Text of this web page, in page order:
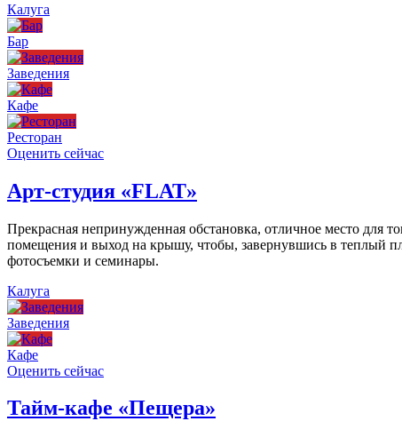
Калуга
Бар
Заведения
Кафе
Ресторан
Оценить сейчас
Арт-студия «FLAT»
Прекрасная непринужденная обстановка, отличное место для
помещения и выход на крышу, чтобы, завернувшись в теплый
фотосъемки и семинары.
Калуга
Заведения
Кафе
Оценить сейчас
Тайм-кафе «Пещера»